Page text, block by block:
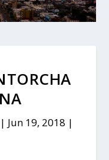
| Jun 19, 2018 |